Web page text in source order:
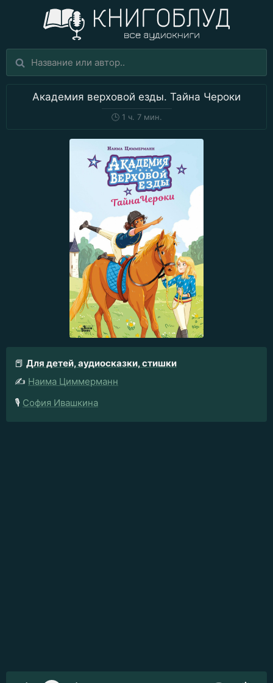
Академия верховой езды. Тайна Чероки
🕒1 ч. 7 мин.
📕 Для детей, аудиосказки, стишки
✍️ Наима Циммерманн
🎙️ София Ивашкина